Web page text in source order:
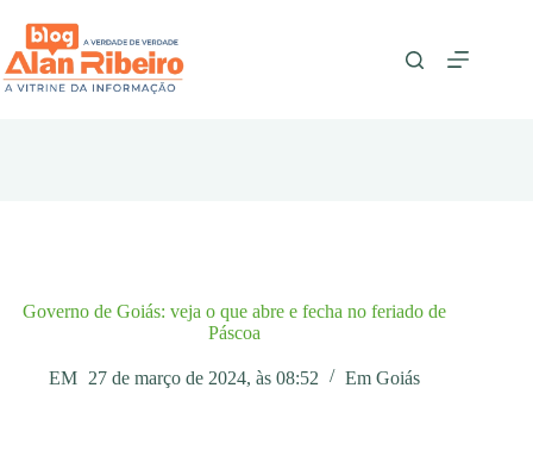
para
conteúdo
Governo de Goiás: veja o que abre e fecha no feriado de
Páscoa
EM 27 de março de 2024, às 08:52 Em Goiás